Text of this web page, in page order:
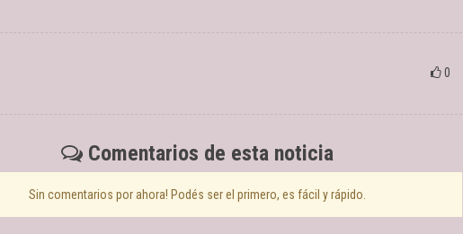
0
Comentarios de esta noticia
Sin comentarios por ahora! Podés ser el primero, es fácil y rápido.